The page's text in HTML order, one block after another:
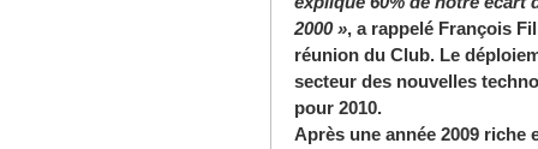
2000 », a rappelé François
réunion du Club. Le
secteur des nouvelles
pour 2010.
Après une année 2009 riche